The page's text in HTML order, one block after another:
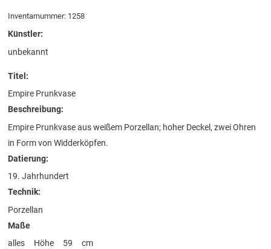
Inventarnummer: 1258
Künstler:
unbekannt
Titel:
Empire Prunkvase
Beschreibung:
Empire Prunkvase aus weißem Porzellan; hoher Deckel, zwei Ohren
in Form von Widderköpfen.
Datierung:
19. Jahrhundert
Technik:
Porzellan
Maße
alles
Höhe 59 cm